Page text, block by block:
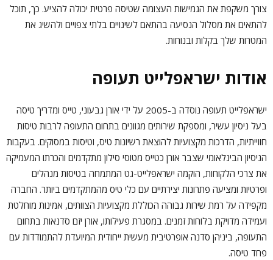
צורך משקפת את הגמישות העצומה שטיסה פרטית יכולה להציע. כך, תוכל
להתאים את מסלול הנסיעה בהתאם לשינויים בלתי צפויים ולהשיג את
המטרות שלך בקלות ובנוחות.
אודות ישראפלייט תעופה
ישראפלייט תעופה נוסדה ב-2005 על ידי אורן גבעוני, טייס ומדריך טיסה
בעל ניסיון עשיר, ומספקת שירותים מגוונים בתחום התעופה לרבות טיסות
חווייתיות, הדרכות מקצועיות להוצאת רשיונות טיס, וטיסות במסוקים. בעקבות
הניסיון הבינלאומי שצבר אורן כטייס מטוסי סילון מתקדמים והכרתו המעמיקה
את צרכי הלקוחות, הוקמה ישראפלייט-גט המתמחה בטיסות מנהלים
ופרטיות ומציעה פתרונות יצירתיים עם כלי טיס מהמתקדמים ביותר. החברה
מקפידה על רמת שירות גבוהה הכוללת מקצועיות הצוותים, אמינות מוחלטת
ועמידה מדויקת בלוחות זמנים. במסגרת פעילותו, אורן יזם סדנאות בתחום
התעופה, ביניהן סדנה אופרטיבית מעשית ייחודית המיועדת להתמודדות עם
פחד טיסה.